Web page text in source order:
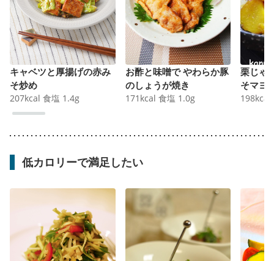
キャベツと厚揚げの赤み
そ炒め
207kcal 食塩 1.4g
お酢と味噌で やわらか豚
のしょうが焼き
171 kcal 食塩 1.0g
栗じゃ
そマヨ
198kcal
低カロリーで満足したい